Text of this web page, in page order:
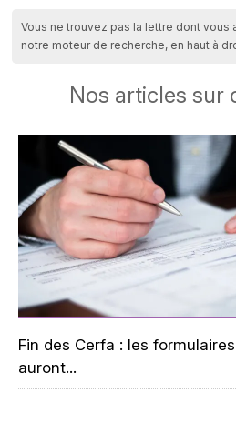
Vous ne trouvez pas la lettre dont vous
notre moteur de recherche, en haut à
Nos articles sur
Fin des Cerfa : les
auront...